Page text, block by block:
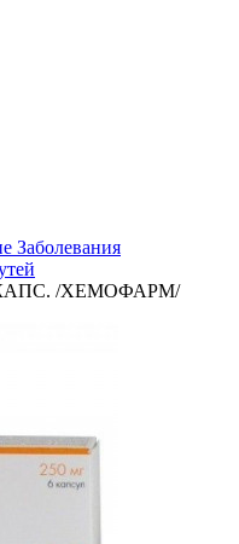
Заболевания
/ХЕМОФАРМ/